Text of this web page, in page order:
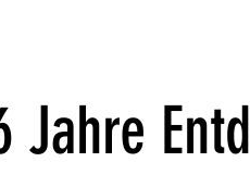
Jahre